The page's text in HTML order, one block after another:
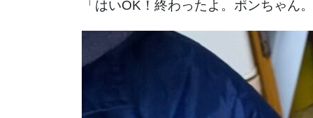
「はいOK！終わったよ。ポンちゃん